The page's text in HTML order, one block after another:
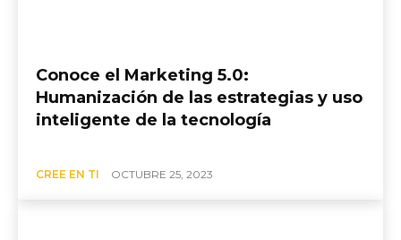
Conoce el Marketing 5.0:
Humanización de las estrategias y uso
inteligente de la tecnología
CREE EN TI OCTUBRE 25, 2023